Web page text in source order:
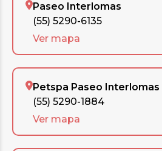
Paseo Interlomas
(55) 5290-6135
Ver mapa
Petspa Paseo Interlomas
(55) 5290-1884
Ver mapa